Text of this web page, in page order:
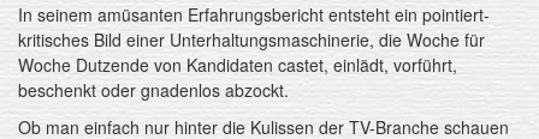
In seinem amüsanten Erfahrungsbericht entsteht ein pointiert-
kritisches Bild einer Unterhaltungsmaschinerie, die Woche für
Woche Dutzende von Kandidaten castet, einlädt, vorführt,
beschenkt oder gnadenlos abzockt.
Ob man einfach nur hinter die Kulissen der TV-Branche schauen